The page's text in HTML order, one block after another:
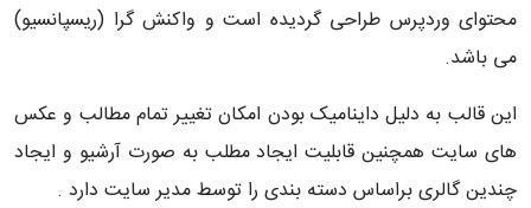
محتوای وردپرس طراحی گردیده است و واکنش گرا (ریسپانسیو)
می باشد.
این قالب به دلیل داینامیک بودن امکان تغییر تمام مطالب و عکس
های سایت همچنین قابلیت ایجاد مطلب به صورت آرشیو و ایجاد
چندین گالری براساس دسته بندی را توسط مدیر سایت دارد .